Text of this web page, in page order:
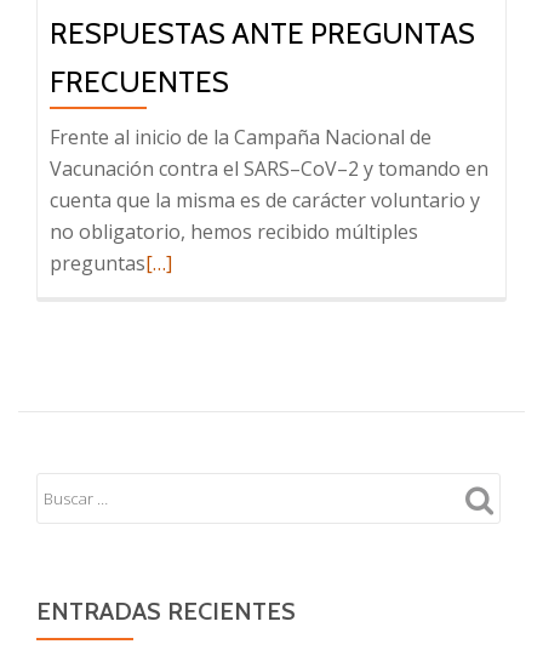
RESPUESTAS ANTE PREGUNTAS
FRECUENTES
Frente al inicio de la Campaña Nacional de
Vacunación contra el SARS–CoV–2 y tomando en
cuenta que la misma es de carácter voluntario y
no obligatorio, hemos recibido múltiples
preguntasLeer
vacunas
el
y
[…]
ENTRADAS RECIENTES